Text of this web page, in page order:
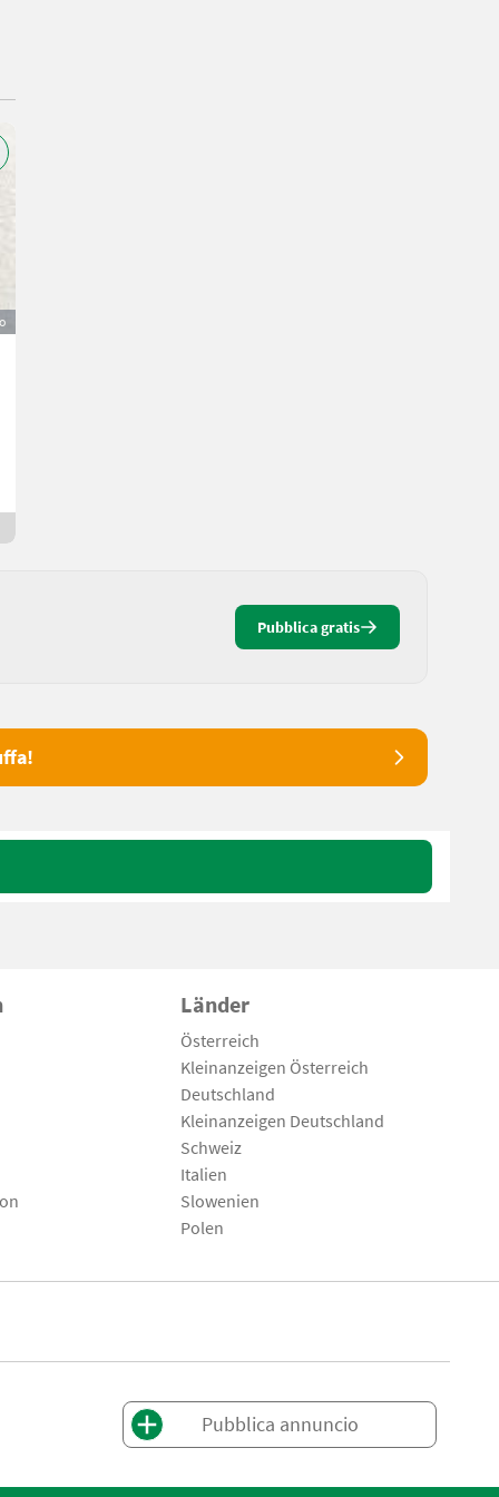
Pubblica gratis
Länder
Österreich
Kleinanzeigen Österreich
Deutschland
Kleinanzeigen Deutschland
Schweiz
Italien
Slowenien
Polen
Pubblica annuncio